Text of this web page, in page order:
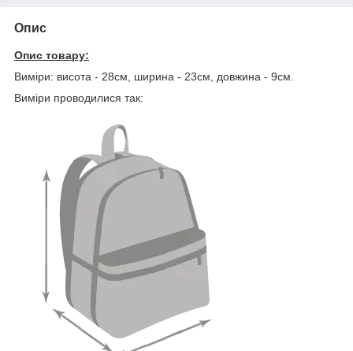
Опис
Опис товару:
Виміри: висота - 28см, ширина - 23см, довжина - 9см.
Виміри проводилися так: